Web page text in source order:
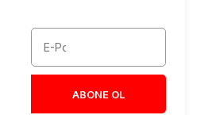
ABONE OL